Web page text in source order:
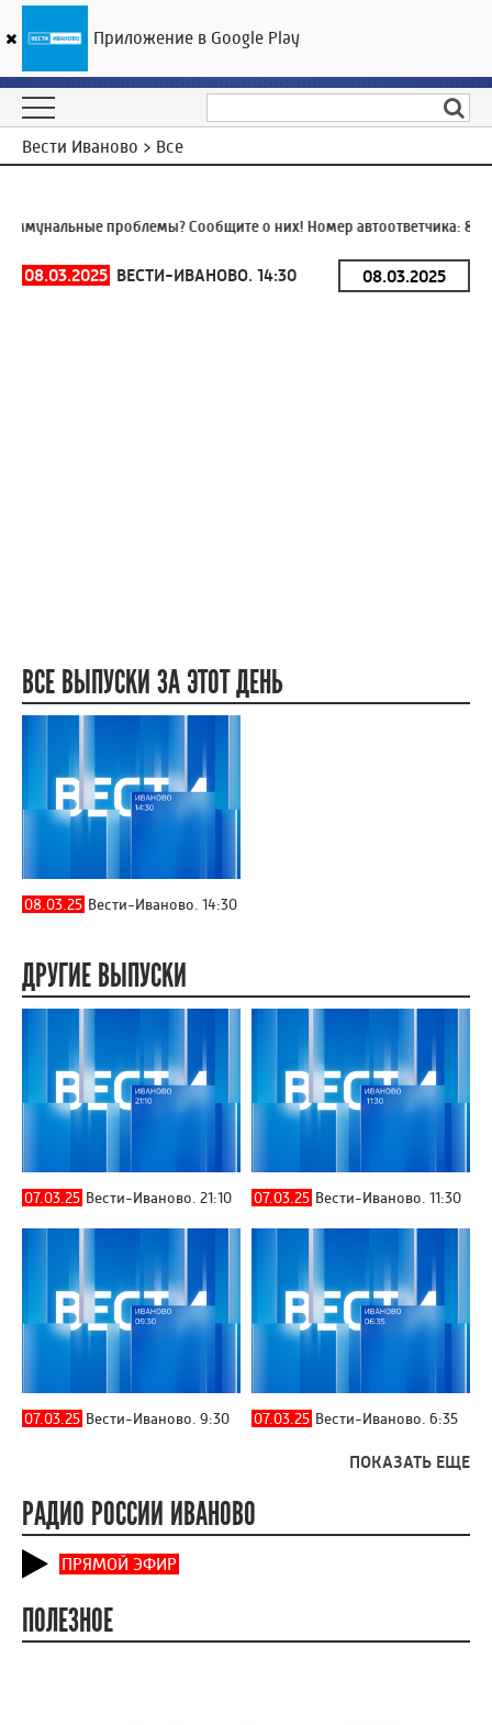
ГТРК «Ивтелерадио»
Вести Иваново > Все
проблемы? Сообщите о них! Номер автоответчика:8
08.03.2025 ВЕСТИ-ИВАНОВО. 14:30
ВСЕ ВЫПУСКИ ЗА ЭТОТ ДЕНЬ
08.03.25 Вести-Иваново. 14:30
ДРУГИЕ ВЫПУСКИ
07.03.25 Вести-Иваново. 21:10 07.03.25 Вести-Иваново. 11:30
07.03.25 Вести-Иваново. 9:30 07.03.25 Вести-Иваново. 6:35
ПОКАЗАТЬ ЕЩЕ
РАДИО РОССИИ ИВАНОВО
ПРЯМОЙ ЭФИР
ПОЛЕЗНОЕ
Приложение в Google Play